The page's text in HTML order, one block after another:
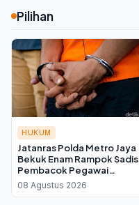
Pilihan
HUKUM
Jatanras Polda Metro Jaya
Bekuk Enam Rampok Sadis
Pembacok Pegawai
Koperasi di Cibitung
08 Agustus 2026